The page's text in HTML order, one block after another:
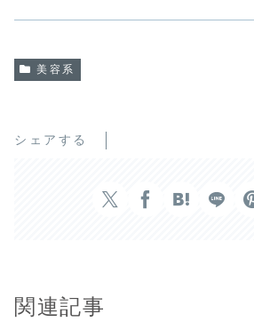
美容系
シェアする
関連記事